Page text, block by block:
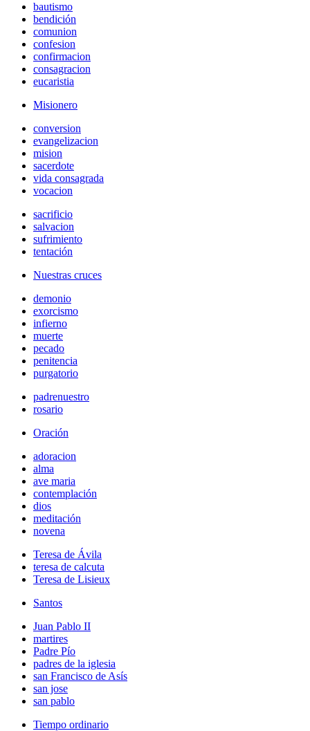
bautismo
bendición
comunion
confesion
confirmacion
consagracion
eucaristia
Misionero
conversion
evangelizacion
mision
sacerdote
vida consagrada
vocacion
sacrificio
salvacion
sufrimiento
tentación
Nuestras cruces
demonio
exorcismo
infierno
muerte
pecado
penitencia
purgatorio
padrenuestro
rosario
Oración
adoracion
alma
ave maria
contemplación
dios
meditación
novena
Teresa de Ávila
teresa de calcuta
Teresa de Lisieux
Santos
Juan Pablo II
martires
Padre Pío
padres de la iglesia
san Francisco de Asís
san jose
san pablo
Tiempo ordinario